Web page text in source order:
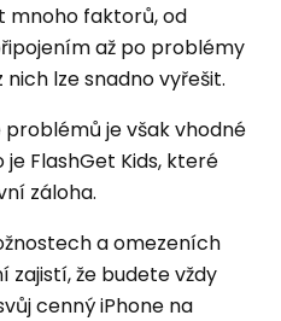
mnoho faktorů, od
až po problémy
lze snadno vyřešit.
je však vhodné
je FlashGet Kids, které
záloha.
a omezeních
zajistí, že budete vždy
cenný iPhone na